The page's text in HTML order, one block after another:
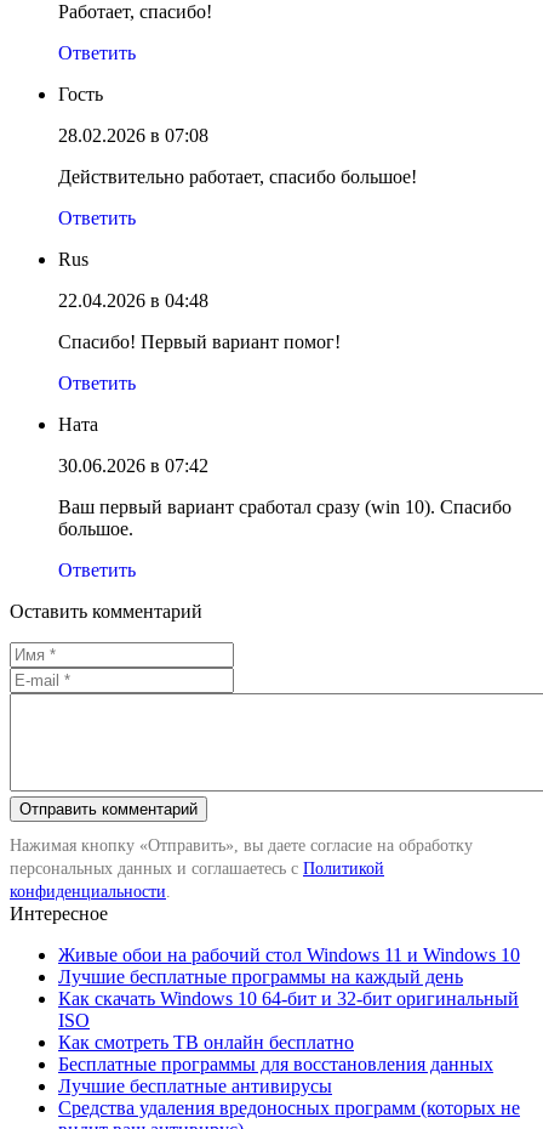
Работает, спасибо!
Ответить
Гость
28.02.2026 в 07:08
Действительно работает, спасибо большое!
Ответить
Rus
22.04.2026 в 04:48
Спасибо! Первый вариант помог!
Ответить
Ната
30.06.2026 в 07:42
Ваш первый вариант сработал сразу (win 10). Спасибо
большое.
Ответить
Оставить комментарий
Нажимая кнопку «Отправить», вы даете согласие на обработку
персональных данных и соглашаетесь с Политикой
конфиденциальности.
Интересное
Живые обои на рабочий стол Windows 11 и Windows 10
Лучшие бесплатные программы на каждый день
Как скачать Windows 10 64-бит и 32-бит оригинальный
ISO
Как смотреть ТВ онлайн бесплатно
Бесплатные программы для восстановления данных
Лучшие бесплатные антивирусы
Средства удаления вредоносных программ (которых не